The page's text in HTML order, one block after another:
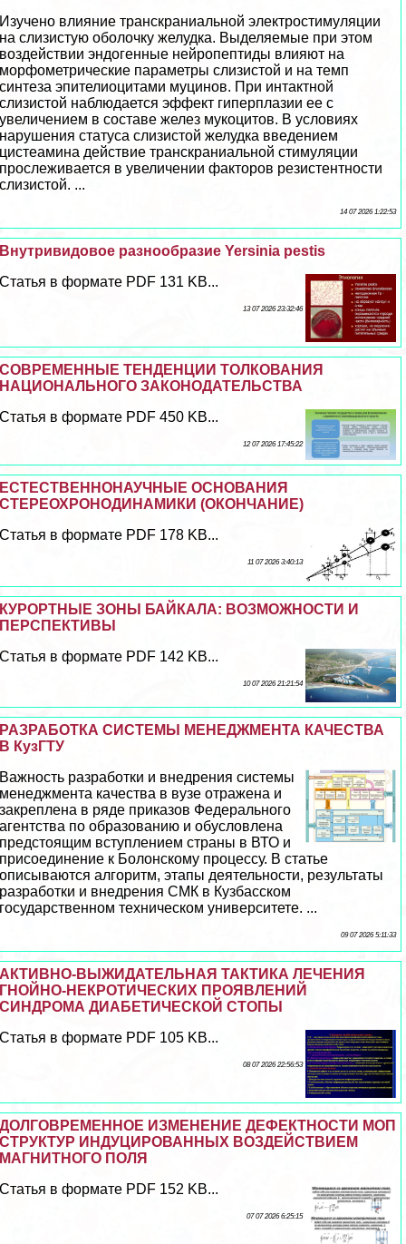
Изучено влияние трaнcкраниальной электростимуляции
на слизистую оболочку желудка. Выделяемые при этом
воздействии эндогенные нейропептиды влияют на
морфометрические параметры слизистой и на темп
синтеза эпителиоцитами муцинов. При интактной
слизистой наблюдается эффект гиперплазии ее с
увеличением в составе желез мукоцитов. В условиях
нарушения статуса слизистой желудка введением
цистеамина действие трaнcкраниальной стимуляции
прослеживается в увеличении факторов резистентности
слизистой. ...
14 07 2026 1:22:53
Внутривидовое разнообразие Yersinia pestis
Статья в формате PDF 131 KB...
13 07 2026 23:32:46
СОВРЕМЕННЫЕ ТЕНДЕНЦИИ ТОЛКОВАНИЯ
НАЦИОНАЛЬНОГО ЗАКОНОДАТЕЛЬСТВА
Статья в формате PDF 450 KB...
12 07 2026 17:45:22
ЕСТЕСТВЕННОНАУЧНЫЕ ОСНОВАНИЯ
СТЕРЕОХРОНОДИНАМИКИ (ОКОНЧАНИЕ)
Статья в формате PDF 178 KB...
11 07 2026 3:40:13
КУРОРТНЫЕ ЗОНЫ БАЙКАЛА: ВОЗМОЖНОСТИ И
ПЕРСПЕКТИВЫ
Статья в формате PDF 142 KB...
10 07 2026 21:21:54
РАЗРАБОТКА СИСТЕМЫ МЕНЕДЖМЕНТА КАЧЕСТВА
В КузГТУ
Важность разработки и внедрения системы
менеджмента качества в вузе отражена и
закреплена в ряде приказов Федерального
агентства по образованию и обусловлена
предстоящим вступлением страны в ВТО и
присоединение к Болонскому процессу. В статье
описываются алгоритм, этапы деятельности, результаты
разработки и внедрения СМК в Кузбасском
государственном техническом университете. ...
09 07 2026 5:11:33
АКТИВНО-ВЫЖИДАТЕЛЬНАЯ ТАКТИКА ЛЕЧЕНИЯ
ГНОЙНО-НЕКРОТИЧЕСКИХ ПРОЯВЛЕНИЙ
СИНДРОМА ДИАБЕТИЧЕСКОЙ СТОПЫ
Статья в формате PDF 105 KB...
08 07 2026 22:56:53
ДОЛГОВРЕМЕННОЕ ИЗМЕНЕНИЕ ДЕФЕКТНОСТИ МОП
СТРУКТУР ИНДУЦИРОВАННЫХ ВОЗДЕЙСТВИЕМ
МАГНИТНОГО ПОЛЯ
Статья в формате PDF 152 KB...
07 07 2026 6:25:15